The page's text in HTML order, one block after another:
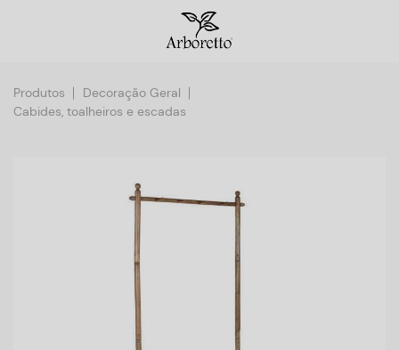
Produtos
Decoração Geral
Cabides, toalheiros e escadas